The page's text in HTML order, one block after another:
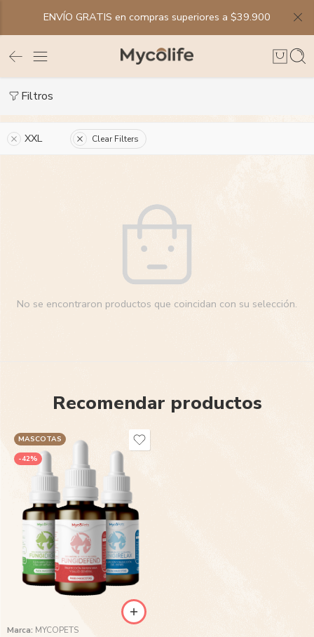
ENVÍO GRATIS en compras superiores a $39.900
Filtros
XXL Clear Filters
No se encontraron productos que coincidan con su selección.
Recomendar productos
MASCOTAS
-42%
Marca: MYCOPETS